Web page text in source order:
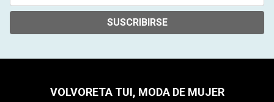
SUSCRIBIRSE
VOLVORETA TUI, MODA DE MUJER